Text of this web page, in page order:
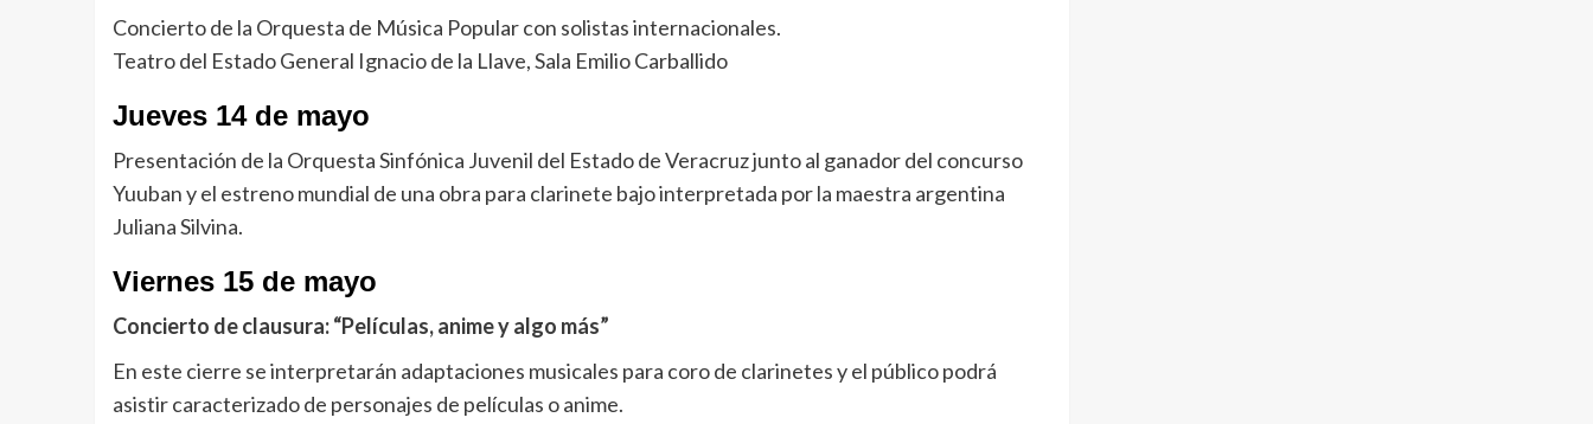
Concierto de la Orquesta de Música Popular con solistas internacionales.
Teatro del Estado General Ignacio de la Llave, Sala Emilio Carballido
Jueves 14 de mayo
Presentación de la Orquesta Sinfónica Juvenil del Estado de Veracruz junto al ganador del concurso
Yuuban y el estreno mundial de una obra para clarinete bajo interpretada por la maestra argentina
Juliana Silvina.
Viernes 15 de mayo
Concierto de clausura: “Películas, anime y algo más”
En este cierre se interpretarán adaptaciones musicales para coro de clarinetes y el público podrá
asistir caracterizado de personajes de películas o anime.